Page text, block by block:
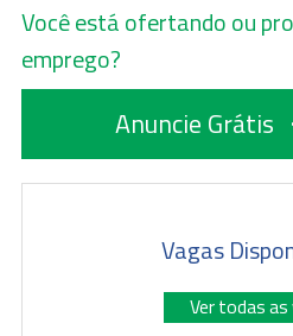
Você está ofertando ou
emprego?
Anuncie Grátis
Vagas
Ver todas